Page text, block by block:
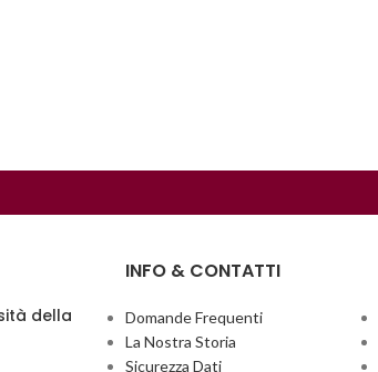
della
INFO & CONTATTI
Domande Frequenti
La Nostra Storia
Sicurezza Dati